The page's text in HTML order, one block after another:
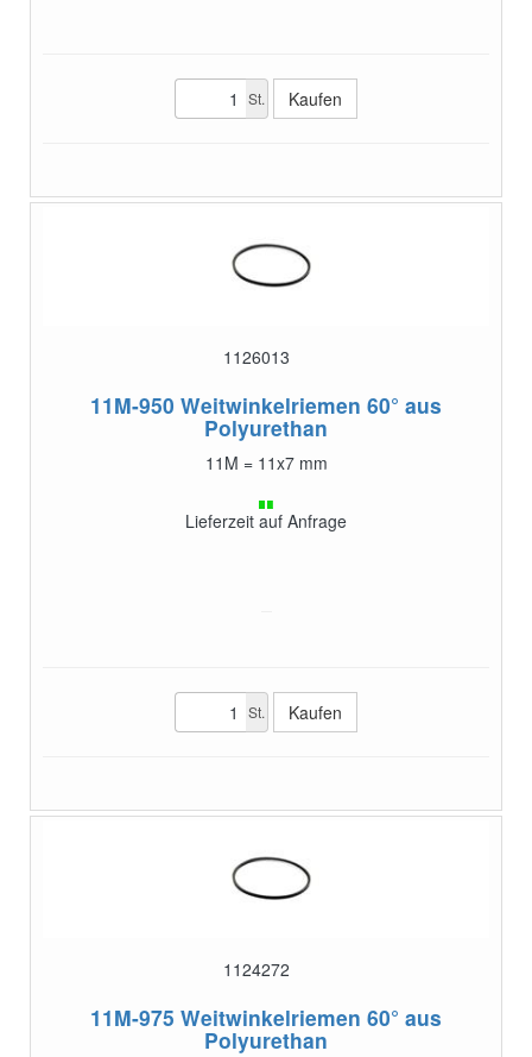
St.
1126013
11M-950 Weitwinkelriemen 60° aus
Polyurethan
11M = 11x7 mm
Lieferzeit auf Anfrage
St.
1124272
11M-975 Weitwinkelriemen 60° aus
Polyurethan